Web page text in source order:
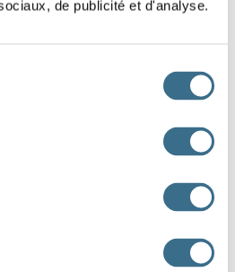
de publicité et d'analyse.
l’arrivée de la police.
rideaux.